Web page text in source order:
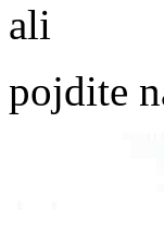
ali
pojdite